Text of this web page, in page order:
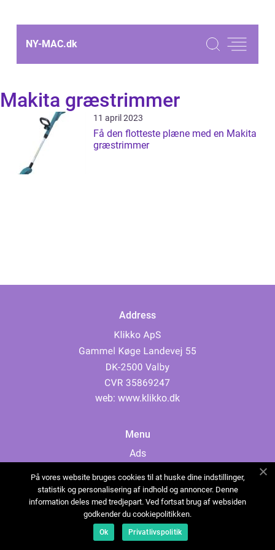
NY-MAC.dk
Makita græstrimmer
11 april 2023
Få den flotteste plæne med en Makita
græstrimmer
Address
web: www.klikko.dk
Menu
Ads
Cookies
Contact
Sitemap
På vores website bruges cookies til at huske dine indstillinger,
statistik og personalisering af indhold og annoncer. Denne
information deles med tredjepart. Ved fortsat brug af websiden
godkender du cookiepolitikken.
Ok Privatlivspolitik